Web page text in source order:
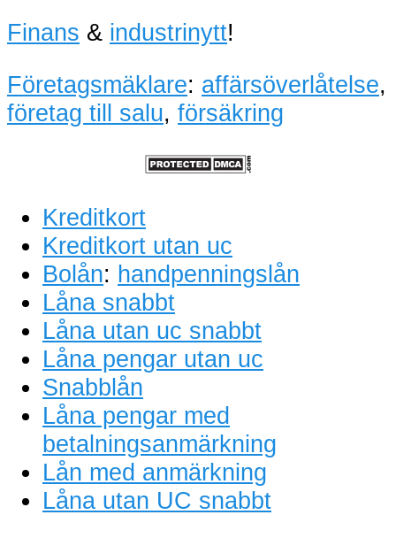
Finans & industrinytt!
Företagsmäklare: affärsöverlåtelse,
företag till salu, försäkring
Kreditkort
Kreditkort utan uc
Bolån: handpenningslån
Låna snabbt
Låna utan uc snabbt
Låna pengar utan uc
Snabblån
Låna pengar med
betalningsanmärkning
Lån med anmärkning
Låna utan UC snabbt